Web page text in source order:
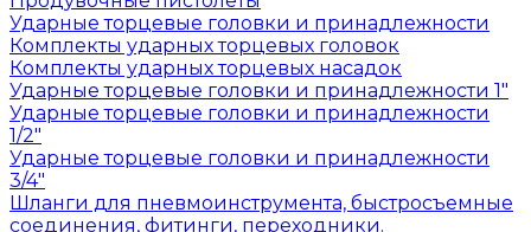
Ударные торцевые головки и принадлежности
Комплекты ударных торцевых головок
Комплекты ударных торцевых насадок
Ударные торцевые головки и принадлежности 1"
Ударные торцевые головки и принадлежности
1/2"
Ударные торцевые головки и принадлежности
3/4"
Шланги для пневмоинструмента, быстросъемные
соединения, фитинги, переходники.